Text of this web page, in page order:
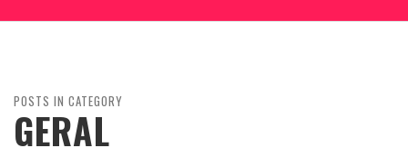
POSTS IN CATEGORY
GERAL